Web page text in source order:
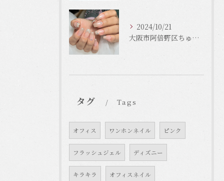
2024/10/21
大阪市阿倍野区ちゅるんネイルはLinonail
タグ Tags
オフィス ワンホンネイル ピンク
フラッシュジェル ディズニー
キラキラ オフィスネイル